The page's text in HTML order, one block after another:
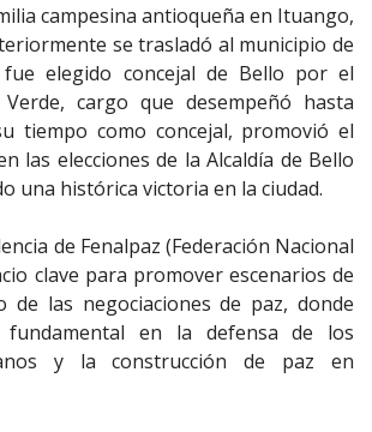
campesina antioqueña en Ituango,
se trasladó al municipio de
fue elegido concejal de Bello por el
cargo que desempeñó hasta
tiempo como concejal, promovió el
las elecciones de la Alcaldía de Bello
una histórica victoria en la ciudad.
de Fenalpaz (Federación Nacional
clave para promover escenarios de
de las negociaciones de paz, donde
en la defensa de los
y la construcción de paz en